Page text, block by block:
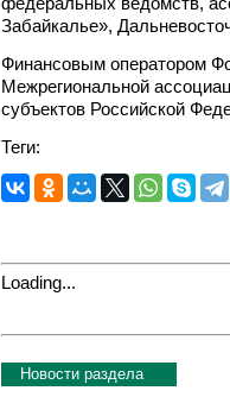
Забайкалье»,
Финансовым оператором
Межрегиональной
субъектов Российской
Теги:
Loading...
Новости раздела